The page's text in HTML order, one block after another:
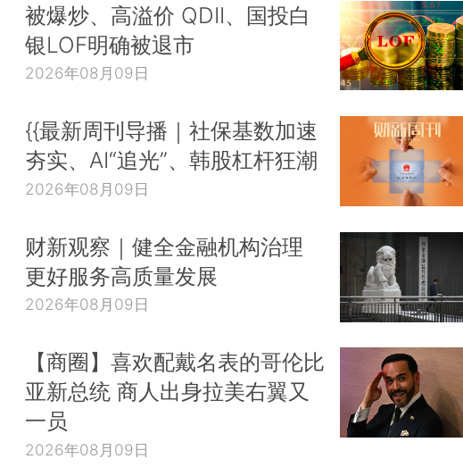
被爆炒、高溢价 QDII、国投白
银LOF明确被退市
2026年08月09日
{{最新周刊导播｜社保基数加速
夯实、AI“追光”、韩股杠杆狂潮
2026年08月09日
财新观察｜健全金融机构治理
更好服务高质量发展
2026年08月09日
【商圈】喜欢配戴名表的哥伦比
亚新总统 商人出身拉美右翼又
一员
2026年08月09日